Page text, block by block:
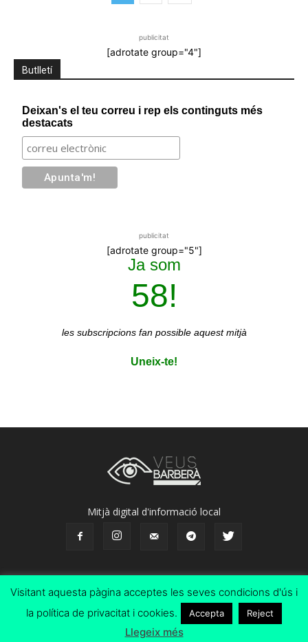
publicitat
[adrotate group="4"]
Butlletí
Deixan's el teu correu i rep els continguts més
destacats
publicitat
[adrotate group="5"]
Ja som
58!
les subscripcions fan possible aquest mitjà
Uneix-te!
Mitjà digital d'informació local
Avís legal Subscripcions
©
Visitant aquesta pàgina acceptes les seves condicions d'ús i
la política de privacitat i cookies.
Accepta Reject
Llegeix més